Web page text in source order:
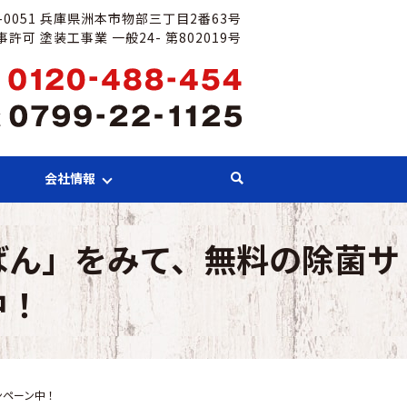
兵庫県洲本市物部三丁目2番63号
許可 塗装工事業 一般24- 第802019号
会社情報
」をみて、無料の除菌サ
ーン中！